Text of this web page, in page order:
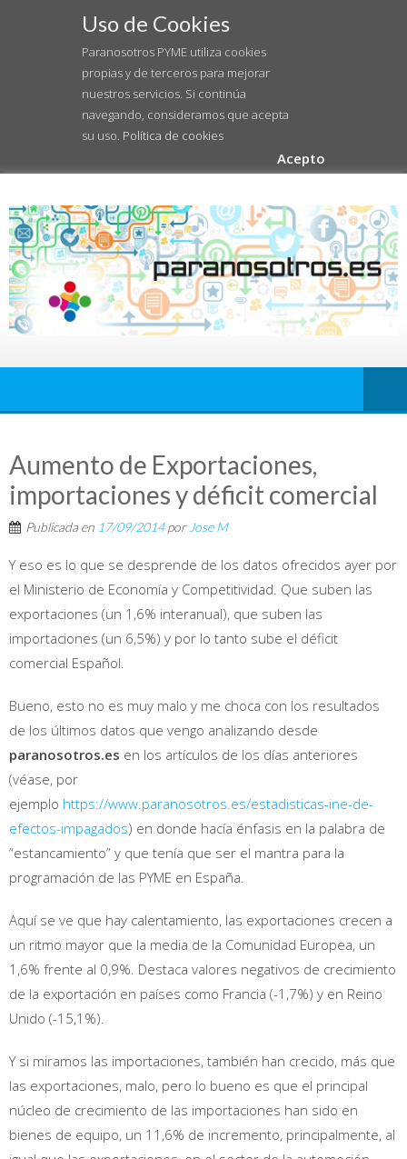
Uso de Cookies
Paranosotros PYME utiliza cookies
propias y de terceros para mejorar
nuestros servicios. Si continúa
navegando, consideramos que acepta
su uso. Política de cookies
Acepto
Aumento de Exportaciones,
importaciones y déficit comercial
Publicada en 17/09/2014por Jose M
Y eso es lo que se desprende de los datos ofrecidos ayer por
el Ministerio de Economía y Competitividad. Que suben las
exportaciones (un 1,6% interanual), que suben las
importaciones (un 6,5%) y por lo tanto sube el déficit
comercial Español.
Bueno, esto no es muy malo y me choca con los resultados
de los últimos datos que vengo analizando desde
paranosotros.es en los artículos de los días anteriores
(véase, por
ejemplo https://www.paranosotros.es/estadisticas-ine-de-
efectos-impagados) en donde hacía énfasis en la palabra de
“estancamiento” y que tenía que ser el mantra para la
programación de las PYME en España.
Aquí se ve que hay calentamiento, las exportaciones crecen a
un ritmo mayor que la media de la Comunidad Europea, un
1,6% frente al 0,9%. Destaca valores negativos de crecimiento
de la exportación en países como Francia (-1,7%) y en Reino
Unido (-15,1%).
Y si miramos las importaciones, también han crecido, más que
las exportaciones, malo, pero lo bueno es que el principal
núcleo de crecimiento de las importaciones han sido en
bienes de equipo, un 11,6% de incremento, principalmente, al